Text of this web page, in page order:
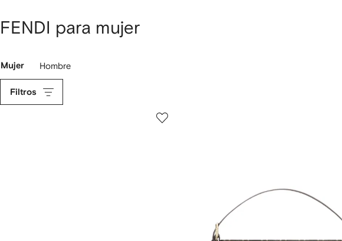
FENDI para mujer
Mujer Hombre
Filtros